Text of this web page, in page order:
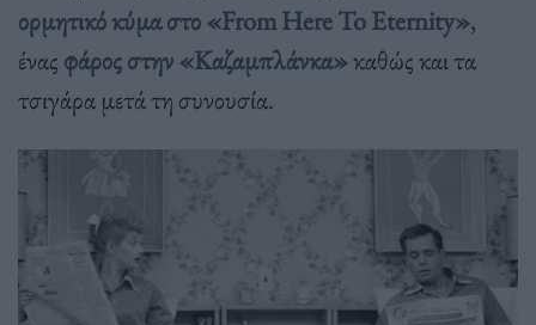
ορμητικό κύμα στο «From Here To Eternity»,
ένας φάρος στην «Καζαμπλάνκα»καθώς και τα
τσιγάρα μετά τη συνουσία.